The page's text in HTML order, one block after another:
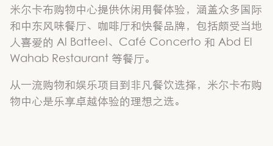
米尔卡布购物中心提供休闲用餐体验，涵盖众多国际
和中东风味餐厅、咖啡厅和快餐品牌，包括颇受当地
人喜爱的 Al Batteel、Café Concerto 和 Abd El
Wahab Restaurant 等餐厅。
从一流购物和娱乐项目到非凡餐饮选择，米尔卡布购
物中心是乐享卓越体验的理想之选。